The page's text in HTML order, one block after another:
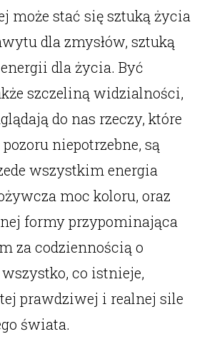
może stać się sztuką życia
dla zmysłów, sztuką
dla życia. Być
szczeliną widzialności,
do nas rzeczy, które
niepotrzebne, są
wszystkim energia
moc koloru, oraz
formy przypominająca
za codziennością o
co istnieje,
prawdziwej i realnej sile
świata.